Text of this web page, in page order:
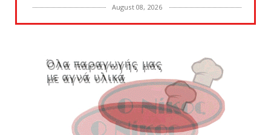
August 08, 2026
KARA TALKS
August 07, 2026
KARA TALKS
«Kara Talks»: LIVE 21:00
August 07, 2026
SLIDE